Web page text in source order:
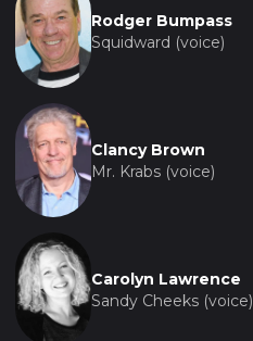
Rodger Bumpass
Squidward (voice)
Clancy Brown
Mr. Krabs (voice)
Carolyn Lawrence
Sandy Cheeks (voice)